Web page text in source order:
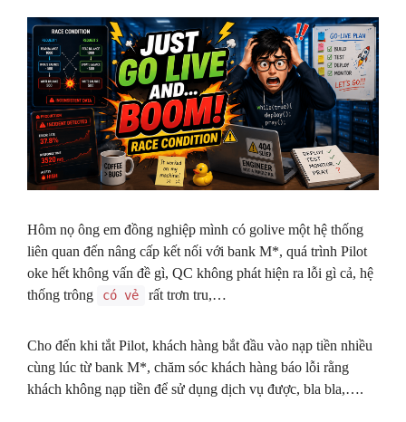
Hôm nọ ông em đồng nghiệp mình có golive một hệ thống
liên quan đến nâng cấp kết nối với bank M*, quá trình Pilot
oke hết không vấn đề gì, QC không phát hiện ra lỗi gì cả, hệ
thống trông
có vẻ rất trơn tru,…
Cho đến khi tắt Pilot, khách hàng bắt đầu vào nạp tiền nhiều
cùng lúc từ bank M*, chăm sóc khách hàng báo lỗi rằng
khách không nạp tiền để sử dụng dịch vụ được, bla bla,….